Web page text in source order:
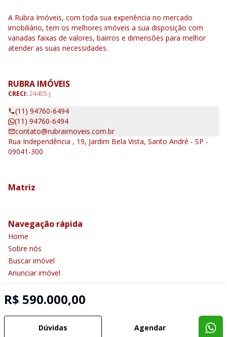
R$ 590.000,00
Dúvidas Agendar
A Rubra Imóveis, com toda sua experiência no mercado
imobiliário, tem os melhores imóveis a sua disposição com
variadas faixas de valores, bairros e dimensões para melhor
atender as suas necessidades.
RUBRA IMÓVEIS
CRECI: 24405-J
(11) 94760-6494
(11) 94760-6494
contato@rubraimoveis.com.br
Rua Independência , 19, Jardim Bela Vista, Santo André - SP -
09041-300
Matriz
Navegação rápida
Home
Sobre nós
Buscar imóvel
Anunciar imóvel
Contato
Imobiliária Certificada:
Selo de Tecnologia Loft